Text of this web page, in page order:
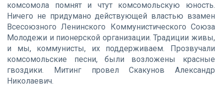
комсомола помнят и чтут комсомольскую юность.
Ничего не придумано действующей властью взамен
Всесоюзного Ленинского Коммунистического Союза
Молодежи и пионерской организации. Традиции живы,
и мы, коммунисты, их поддерживаем. Прозвучали
комсомольские песни, были возложены красные
гвоздики. Митинг провел Скакунов Александр
Николаевич.